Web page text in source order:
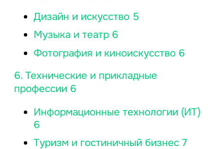
Дизайн и искусство 5
Музыка и театр 6
Фотография и киноискусство 6
6. Технические и прикладные
профессии 6
Информационные технологии (ИТ)
6
Туризм и гостиничный бизнес 7